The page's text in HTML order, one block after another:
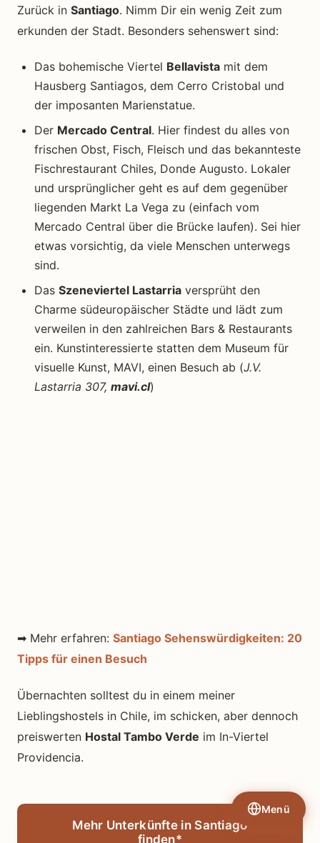
Zurück in Santiago. Nimm Dir ein wenig Zeit zum
erkunden der Stadt. Besonders sehenswert sind:
Das bohemische Viertel Bellavista mit dem
Hausberg Santiagos, dem Cerro Cristobal und
der imposanten Marienstatue.
Der Mercado Central. Hier findest du alles von
frischen Obst, Fisch, Fleisch und das bekannteste
Fischrestaurant Chiles, Donde Augusto. Lokaler
und ursprünglicher geht es auf dem gegenüber
liegenden Markt La Vega zu (einfach vom
Mercado Central über die Brücke laufen). Sei hier
etwas vorsichtig, da viele Menschen unterwegs
sind.
Das Szeneviertel Lastarria versprüht den
Charme südeuropäischer Städte und lädt zum
verweilen in den zahlreichen Bars & Restaurants
ein. Kunstinteressierte statten dem Museum für
visuelle Kunst, MAVI, einen Besuch ab (J.V.
Lastarria 307, mavi.cl)
➡ Mehr erfahren: Santiago Sehenswürdigkeiten: 20
Tipps für einen Besuch
Übernachten solltest du in einem meiner
Lieblingshostels in Chile, im schicken, aber dennoch
preiswerten Hostal Tambo Verde im In-Viertel
Providencia.
Mehr Unterkünfte in Santiago
finden*
Menü